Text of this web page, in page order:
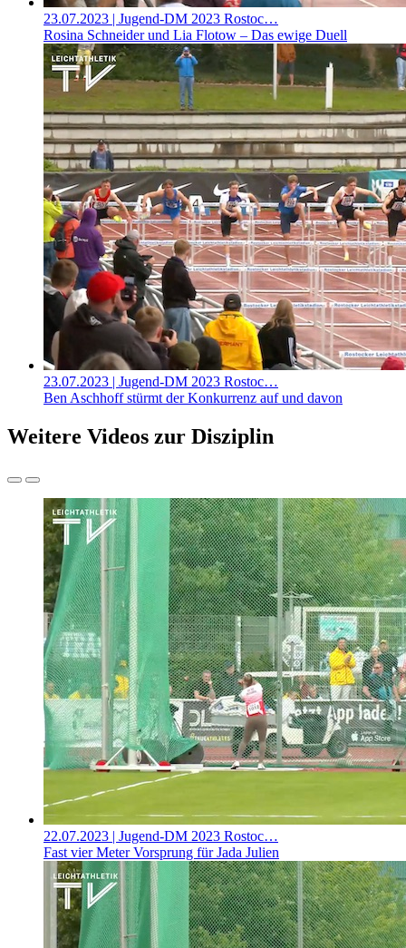
23.07.2023 | Jugend-DM 2023 Rostoc…
Rosina Schneider und Lia Flotow – Das ewige Duell
23.07.2023 | Jugend-DM 2023 Rostoc…
Ben Aschhoff stürmt der Konkurrenz auf und davon
Weitere Videos zur Disziplin
22.07.2023 | Jugend-DM 2023 Rostoc…
Fast vier Meter Vorsprung für Jada Julien